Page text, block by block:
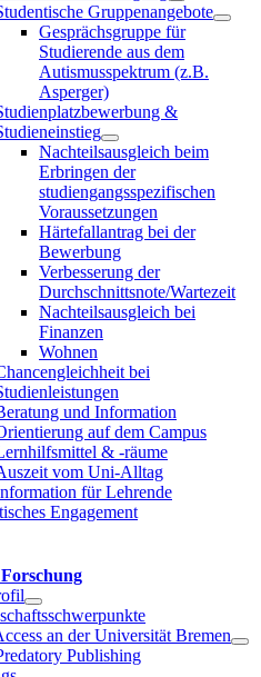
Gruppenangebote
Gesprächsgruppe für
Studierende aus dem
Autismusspektrum (z.B.
Asperger)
&
Nachteilsausgleich beim
Erbringen der
studiengangsspezifischen
Voraussetzungen
Härtefallantrag bei der
Bewerbung
Verbesserung der
Durchschnittsnote/Wartezeit
Nachteilsausgleich bei
Finanzen
Wohnen
bei
und Information
auf dem Campus
& -räume
vom Uni-Alltag
für Lehrende
Engagement
Forschung
an der Universität Bremen
Publishing